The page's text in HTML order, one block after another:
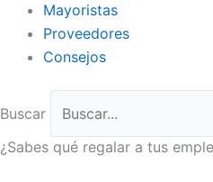
Mayoristas
Proveedores
Consejos
Buscar
¿Sabes qué regalar a tus